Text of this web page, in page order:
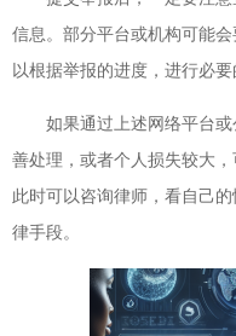
信息。部分平台或机构可能
以根据举报的进度，进行必要
如果通过上述网络平台
善处理，或者个人损失较大
此时可以咨询律师，看自己
律手段。